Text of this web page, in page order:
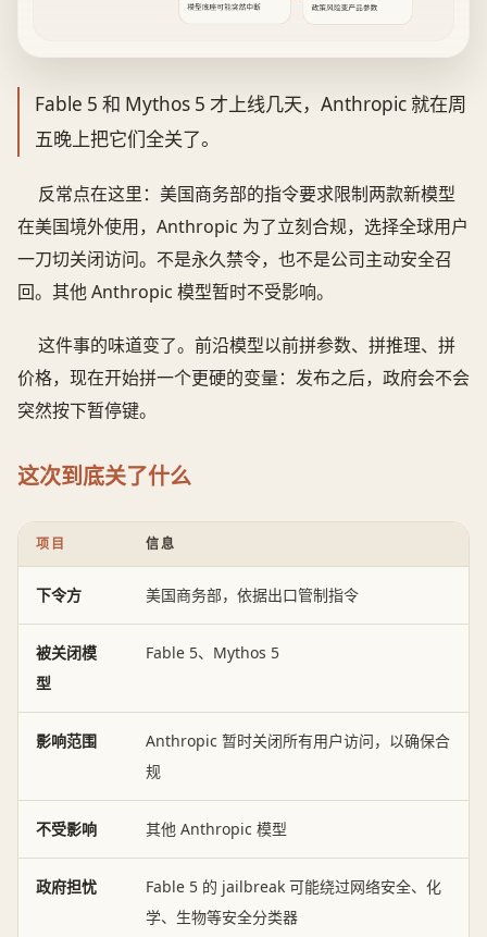
模型底座可能突然中断 政策风险变产品参数
Fable 5 和 Mythos 5 才上线几天，Anthropic 就在周
五晚上把它们全关了。
反常点在这里：美国商务部的指令要求限制两款新模型
在美国境外使用，Anthropic 为了立刻合规，选择全球用户
一刀切关闭访问。不是永久禁令，也不是公司主动安全召
回。其他 Anthropic 模型暂时不受影响。
这件事的味道变了。前沿模型以前拼参数、拼推理、拼
价格，现在开始拼一个更硬的变量：发布之后，政府会不会
突然按下暂停键。
这次到底关了什么
项目 信息
下令方 美国商务部，依据出口管制指令
被关闭模
型
Fable 5、Mythos 5
影响范围
Anthropic 暂时关闭所有用户访问，以确保合
规
不受影响 其他 Anthropic 模型
政府担忧
Fable 5 的 jailbreak 可能绕过网络安全、化
学、生物等安全分类器